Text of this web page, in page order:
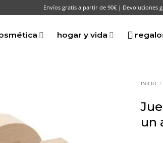
Envíos gratis a partir de 90€ | Devoluciones
hogar y vida
INICIO /
un